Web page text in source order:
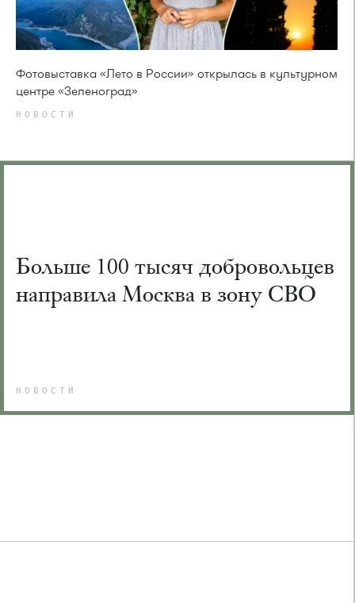
Фотовыставка «Лето в России» открылась в культурном
центре «Зеленоград»
НОВОСТИ
Больше 100 тысяч добровольцев
направила Москва в зону СВО
НОВОСТИ